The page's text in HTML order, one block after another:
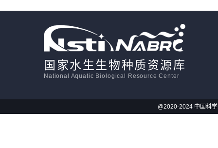
国家水生生物种质资源库
National Aquatic Biological Resource Center
@2020-2024 中国科